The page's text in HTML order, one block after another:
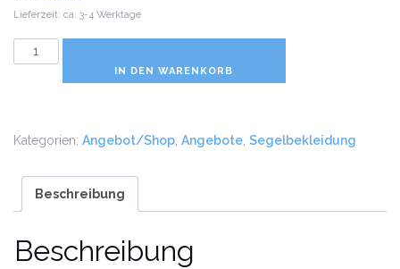
Lieferzeit: ca. 3-4 Werktage
Musto
Menge
IN DEN WARENKORB
Kategorien: Angebot/Shop, Angebote, Segelbekleidung
Beschreibung
Beschreibung